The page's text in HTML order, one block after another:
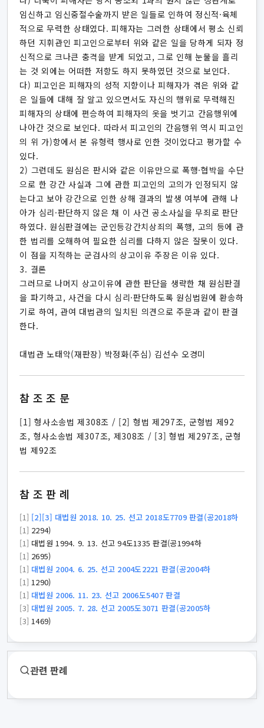
임신하고 임신중절수술까지 받은 일들로 인하여 정신적·육체
적으로 무력한 상태였다. 피해자는 그러한 상태에서 평소 신뢰
하던 지휘관인 피고인으로부터 위와 같은 일을 당하게 되자 정
신적으로 크나큰 충격을 받게 되었고, 그로 인해 눈물을 흘리
는 것 외에는 어떠한 저항도 하지 못하였던 것으로 보인다.
다) 피고인은 피해자의 성적 지향이나 피해자가 겪은 위와 같
은 일들에 대해 잘 알고 있으면서도 자신의 행위로 무력해진
피해자의 상태에 편승하여 피해자의 옷을 벗기고 간음행위에
나아간 것으로 보인다. 따라서 피고인의 간음행위 역시 피고인
의 위 가)항에서 본 유형력 행사로 인한 것이었다고 평가할 수
있다.
2) 그런데도 원심은 판시와 같은 이유만으로 폭행·협박을 수단
으로 한 강간 사실과 그에 관한 피고인의 고의가 인정되지 않
는다고 보아 강간으로 인한 상해 결과의 발생 여부에 관해 나
아가 심리·판단하지 않은 채 이 사건 공소사실을 무죄로 판단
하였다. 원심판결에는 군인등강간치상죄의 폭행, 고의 등에 관
한 법리를 오해하여 필요한 심리를 다하지 않은 잘못이 있다.
이 점을 지적하는 군검사의 상고이유 주장은 이유 있다.
3. 결론
그러므로 나머지 상고이유에 관한 판단을 생략한 채 원심판결
을 파기하고, 사건을 다시 심리·판단하도록 원심법원에 환송하
기로 하여, 관여 대법관의 일치된 의견으로 주문과 같이 판결
한다.
대법관 노태악(재판장) 박정화(주심) 김선수 오경미
참조조문
[1] 형사소송법 제308조 / [2] 형법 제297조, 군형법 제92
조, 형사소송법 제307조, 제308조 / [3] 형법 제297조, 군형
법 제92조
참조판례
[1] [2][3] 대법원 2018. 10. 25. 선고 2018도7709 판결(공2018하
[1] 2294)
[1] 대법원 1994. 9. 13. 선고 94도1335 판결(공1994하
[1] 2695)
[1] 대법원 2004. 6. 25. 선고 2004도2221 판결(공2004하
[1] 1290)
[1] 대법원 2006. 11. 23. 선고 2006도5407 판결
[3] 대법원 2005. 7. 28. 선고 2005도3071 판결(공2005하
[3] 1469)
관련 판례